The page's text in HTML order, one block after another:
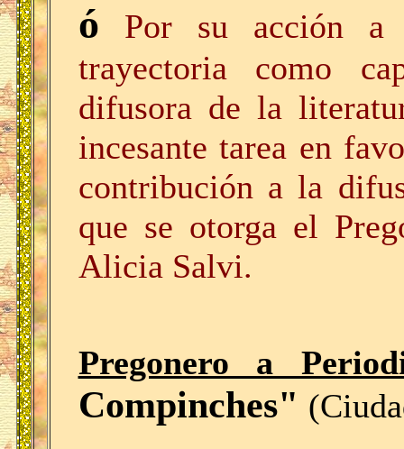
ó
Por su acción
trayectoria como
difusora de la
incesante tarea en
contribución a la
que se otorga el
Alicia Salvi.
Pregonero a
Compinches"